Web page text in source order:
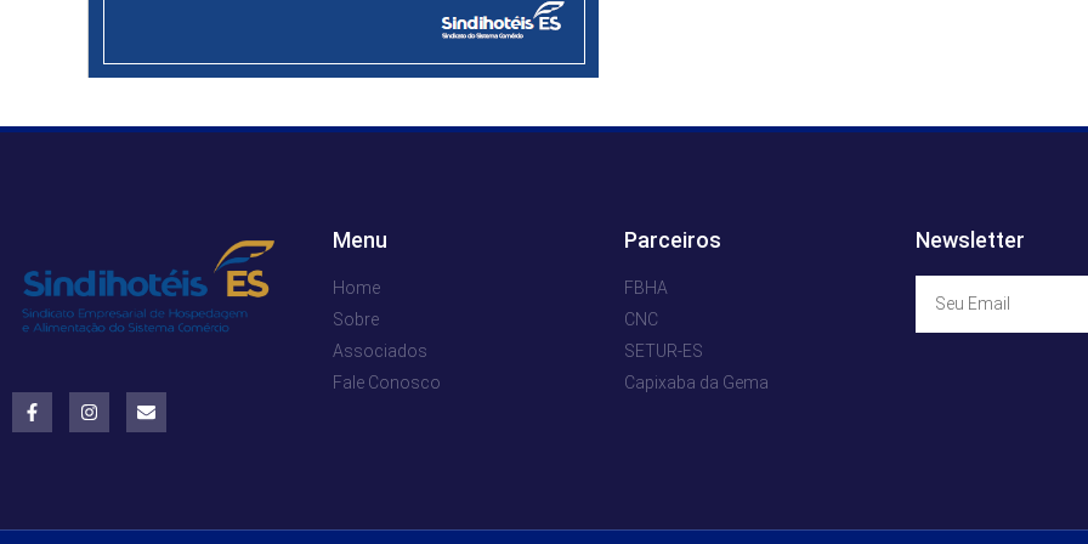
Menu
Home
Sobre
Associados
Fale Conosco
Parceiros
FBHA
CNC
SETUR-ES
Capixaba da Gema
Newsletter